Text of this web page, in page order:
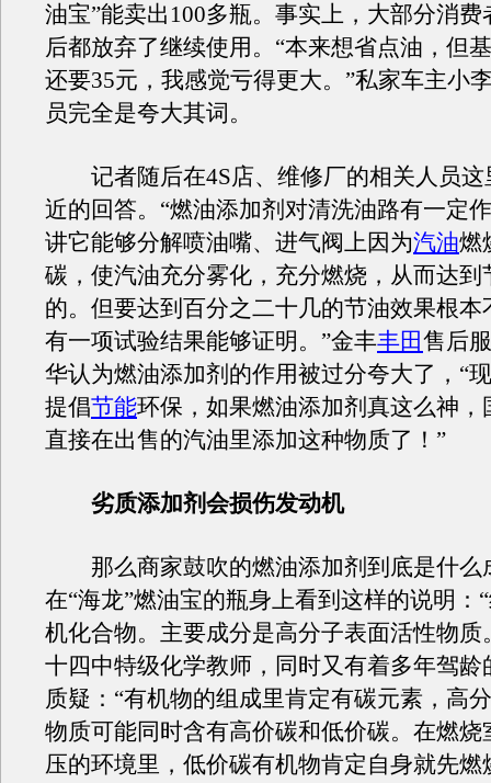
油宝”能卖出100多瓶。事实上，大部分消
后都放弃了继续使用。“本来想省点油，但
还要35元，我感觉亏得更大。”私家车主小
员完全是夸大其词。
记者随后在4S店、维修厂的相关人员这
近的回答。“燃油添加剂对清洗油路有一定
讲它能够分解喷油嘴、进气阀上因为汽油燃
碳，使汽油充分雾化，充分燃烧，从而达到
的。但要达到百分之二十几的节油效果根本
有一项试验结果能够证明。”金丰丰田售后
华认为燃油添加剂的作用被过分夸大了，“
提倡节能环保，如果燃油添加剂真这么神，
直接在出售的汽油里添加这种物质了！”
劣质添加剂会损伤发动机
那么商家鼓吹的燃油添加剂到底是什么
在“海龙”燃油宝的瓶身上看到这样的说明：
机化合物。主要成分是高分子表面活性物质
十四中特级化学教师，同时又有着多年驾龄
质疑：“有机物的组成里肯定有碳元素，高
物质可能同时含有高价碳和低价碳。在燃烧
压的环境里，低价碳有机物肯定自身就先燃